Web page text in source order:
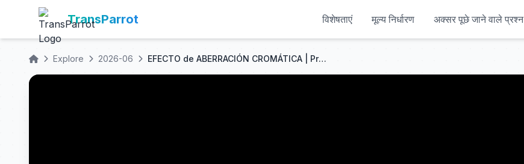
TransParrot विशेषताएं मूल्य निर्धारण अक्सर पूछे जाने वाले प्रश्न
Explore 2026-06 EFECTO de ABERRACIÓN CROMÁTICA | Premiere Pro | After Effects